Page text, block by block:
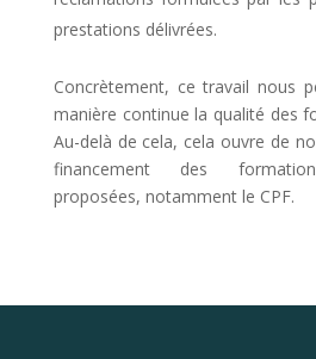
prestations délivrées.
Concrètement, ce travail nous
manière continue la qualité des
Au-delà de cela, cela ouvre de
financement des
proposées, notamment le CPF.